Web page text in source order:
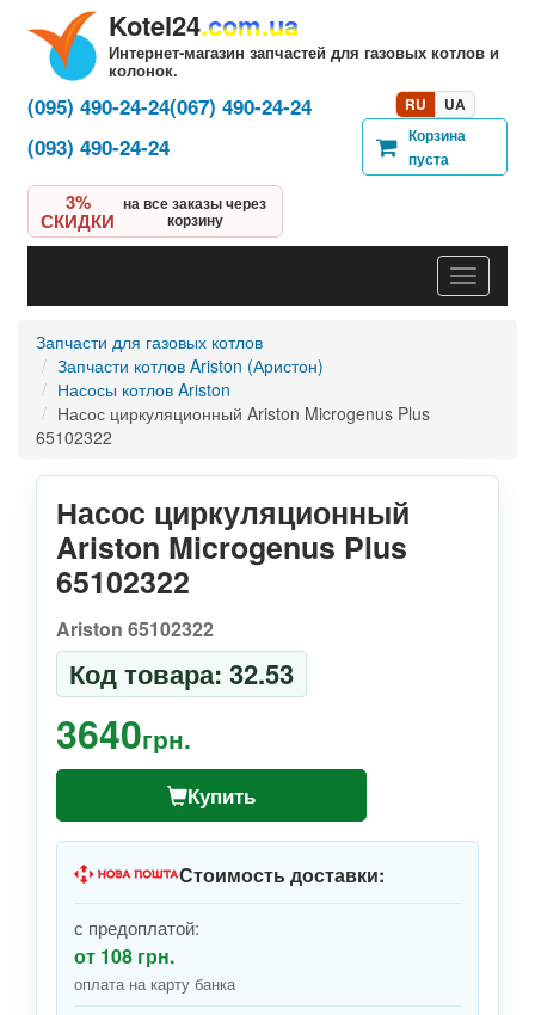
Kotel24.com.ua
Интернет-магазин запчастей для газовых котлов и
колонок.
3%
СКИДКИ
на все заказы через
корзину
(095) 490-24-24(067) 490-24-24
(093) 490-24-24
RU
UA
Корзина
пуста
Запчасти для газовых котлов
Запчасти котлов Ariston (Аристон)
Насосы котлов Ariston
Насос циркуляционный Ariston Microgenus Plus
65102322
Насос циркуляционный
Ariston Microgenus Plus
65102322
Ariston 65102322
Код товара: 32.53
3640грн.
Купить
Стоимость доставки:
с предоплатой:
от 108 грн.
оплата на карту банка